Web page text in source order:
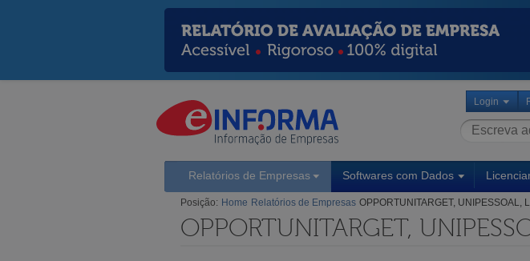
Login
Relatórios de Empresas Softwares com Dados
Posição: Home Relatórios de Empresas OPPORTUNITARGET, UNIPESSOAL,
OPPORTUNITARGET,